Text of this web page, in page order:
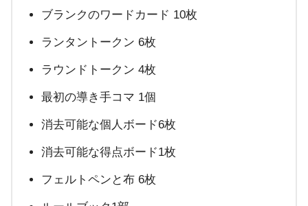
ブランクのワードカード 10枚
ランタントークン 6枚
ラウンドトークン 4枚
最初の導き手コマ 1個
消去可能な個人ボード6枚
消去可能な得点ボード1枚
フェルトペンと布 6枚